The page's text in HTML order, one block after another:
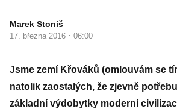
Marek Stoniš
17. března 2016 · 06:00
Jsme zemí Křováků (omlouvám se
natolik zaostalých, že zjevně
základní výdobytky moderní